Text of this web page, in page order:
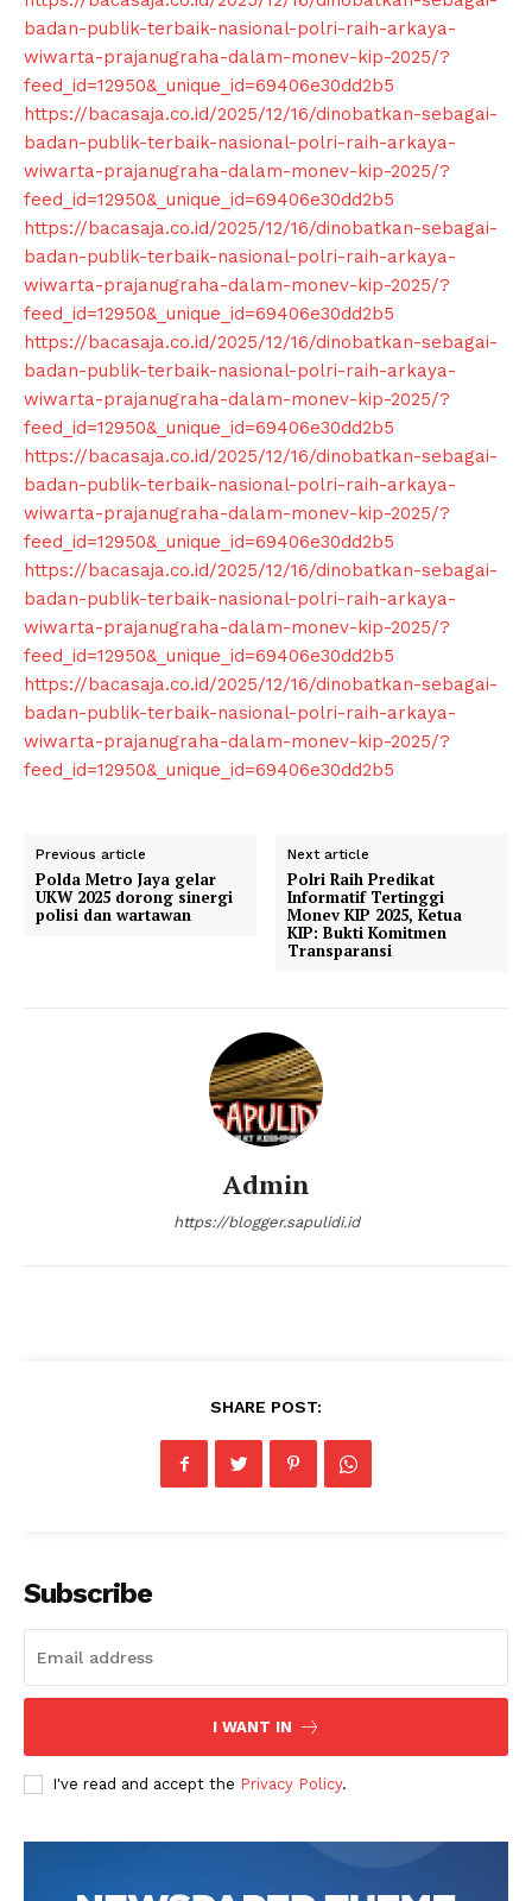
SUBSCRIBE NOW
Company
Contact us
Subscription Plans
My account
Klinik Gigi
Klinik Gigi Surabaya
Klinik Gigi Terdekat
Klinik Gigi terbaik
badan-publik-terbaik-nasional-polri-raih-arkaya-
wiwarta-prajanugraha-dalam-monev-kip-2025/?
feed_id=12950&_unique_id=69406e30dd2b5
https://bacasaja.co.id/2025/12/16/dinobatkan-sebagai-
badan-publik-terbaik-nasional-polri-raih-arkaya-
wiwarta-prajanugraha-dalam-monev-kip-2025/?
feed_id=12950&_unique_id=69406e30dd2b5
https://bacasaja.co.id/2025/12/16/dinobatkan-sebagai-
badan-publik-terbaik-nasional-polri-raih-arkaya-
wiwarta-prajanugraha-dalam-monev-kip-2025/?
feed_id=12950&_unique_id=69406e30dd2b5
https://bacasaja.co.id/2025/12/16/dinobatkan-sebagai-
badan-publik-terbaik-nasional-polri-raih-arkaya-
wiwarta-prajanugraha-dalam-monev-kip-2025/?
feed_id=12950&_unique_id=69406e30dd2b5
https://bacasaja.co.id/2025/12/16/dinobatkan-sebagai-
badan-publik-terbaik-nasional-polri-raih-arkaya-
wiwarta-prajanugraha-dalam-monev-kip-2025/?
feed_id=12950&_unique_id=69406e30dd2b5
https://bacasaja.co.id/2025/12/16/dinobatkan-sebagai-
badan-publik-terbaik-nasional-polri-raih-arkaya-
wiwarta-prajanugraha-dalam-monev-kip-2025/?
feed_id=12950&_unique_id=69406e30dd2b5
https://bacasaja.co.id/2025/12/16/dinobatkan-sebagai-
badan-publik-terbaik-nasional-polri-raih-arkaya-
wiwarta-prajanugraha-dalam-monev-kip-2025/?
feed_id=12950&_unique_id=69406e30dd2b5
Previous article
Polda Metro Jaya gelar
UKW 2025 dorong sinergi
polisi dan wartawan
Next article
Polri Raih Predikat
Informatif Tertinggi
Monev KIP 2025, Ketua
KIP: Bukti Komitmen
Transparansi
Admin
https://blogger.sapulidi.id
SHARE POST:
Subscribe
I WANT IN
I've read and accept the Privacy Policy.